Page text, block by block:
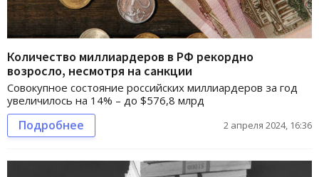
Количество миллиардеров в РФ рекордно
возросло, несмотря на санкции
Совокупное состояние российских миллиардеров за год
увеличилось на 14% – до $576,8 млрд
Подробнее 2 апреля 2024, 16:36